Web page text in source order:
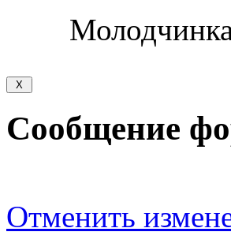
Сообщение
Отменить